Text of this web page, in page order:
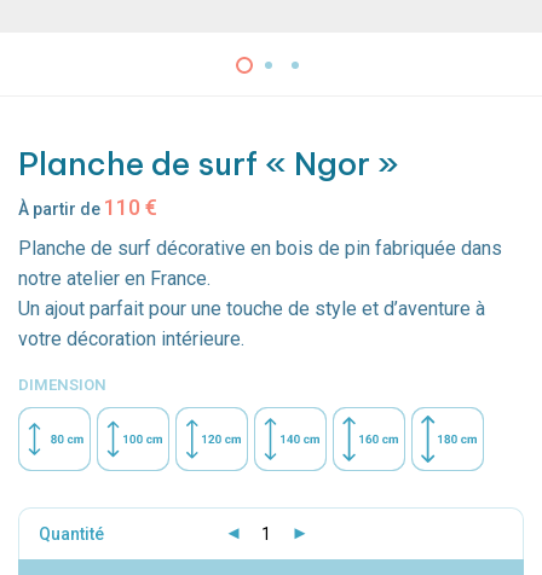
Planche de surf « Ngor »
À partir de 110 €
Planche de surf décorative en bois de pin fabriquée dans
notre atelier en France.
Un ajout parfait pour une touche de style et d’aventure à
votre décoration intérieure.
DIMENSION
Quantité